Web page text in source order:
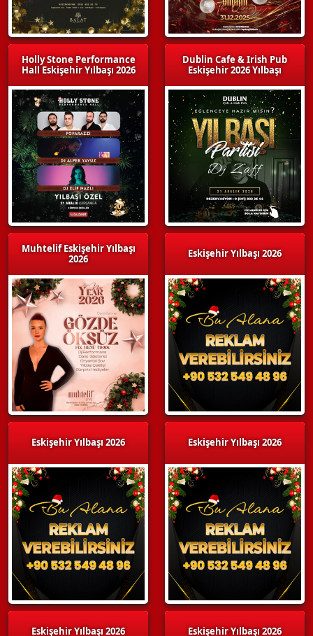
Holly Stone Performance
Hall Eskişehir Yılbaşı 2026
Muhtelif Eskişehir Yılbaşı
2026
Eskişehir Yılbaşı 2026
Eskişehir Yılbaşı 2026
Dublin Cafe & Irish Pub
Eskişehir 2026 Yılbaşı
Eskişehir Yılbaşı 2026
Eskişehir Yılbaşı 2026
Eskişehir Yılbaşı 2026